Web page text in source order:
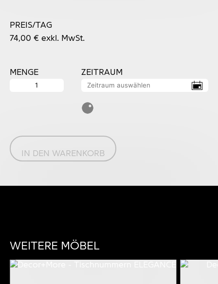
PREIS/TAG
74,00 € exkl. MwSt.
MENGE
Schiefertafel
ZEITRAUM
IN DEN WARENKORB
WEITERE MÖBEL